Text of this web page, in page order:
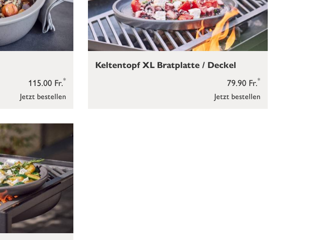
Jetzt bestellen
115.00 Fr.*
Jetzt bestellen
79.90 Fr.*
Keltentopf XL Bratplatte / Deckel